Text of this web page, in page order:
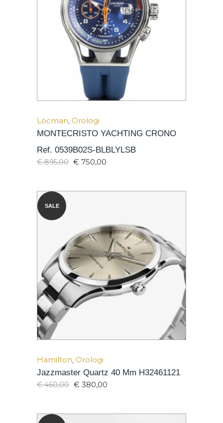
Locman, Orologi
MONTECRISTO YACHTING CRONO
Ref. 0539B02S-BLBLYLSB
€895,00 € 750,00
SALE
Hamilton, Orologi
Jazzmaster Quartz 40 Mm H32461121
€460,00 € 380,00